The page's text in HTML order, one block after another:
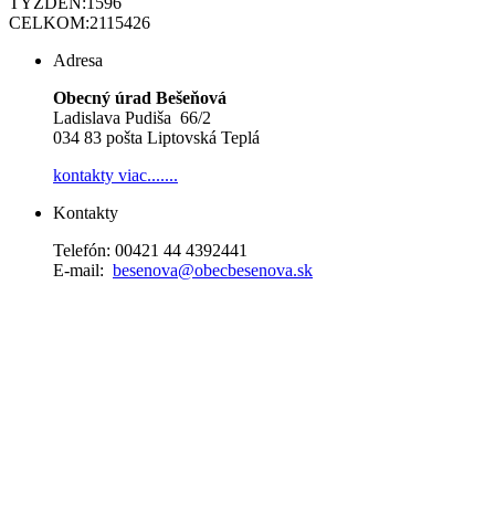
CELKOM:2115426
Adresa
Obecný úrad Bešeňová
Ladislava Pudiša 66/2
034 83 pošta Liptovská Teplá
kontakty viac.......
Kontakty
Telefón: 00421 44 4392441
E-mail: besenova@obecbesenova.sk